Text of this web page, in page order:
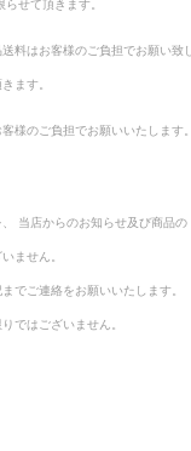
せて頂きます。
料はお客様のご負担でお願い致し
ます。
様のご負担でお願いいたします。
当店からのお知らせ及び商品の
ません。
でご連絡をお願いいたします。
ではございません。